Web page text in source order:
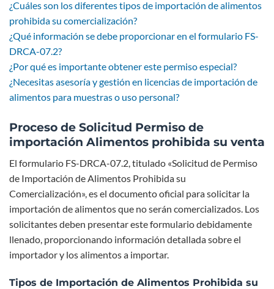
¿Cuáles son los diferentes tipos de importación de alimentos
prohibida su comercialización?
¿Qué información se debe proporcionar en el formulario FS-
DRCA-07.2?
¿Por qué es importante obtener este permiso especial?
¿Necesitas asesoría y gestión en licencias de importación de
alimentos para muestras o uso personal?
Proceso de Solicitud Permiso de
importación Alimentos prohibida su venta
El formulario FS-DRCA-07.2, titulado «Solicitud de Permiso
de Importación de Alimentos Prohibida su
Comercialización», es el documento oficial para solicitar la
importación de alimentos que no serán comercializados. Los
solicitantes deben presentar este formulario debidamente
llenado, proporcionando información detallada sobre el
importador y los alimentos a importar.
Tipos de Importación de Alimentos Prohibida su